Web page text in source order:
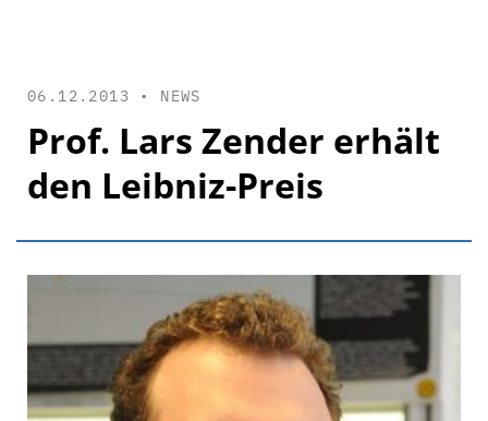
06.12.2013 • NEWS
Prof. Lars Zender erhält
den Leibniz-Preis